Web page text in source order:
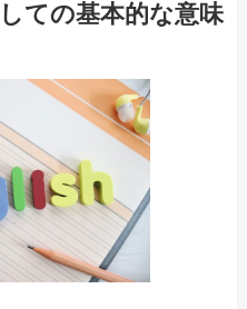
ての基本的な意味